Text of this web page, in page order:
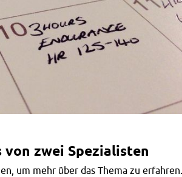
zwei Spezialisten
um mehr über das Thema zu erfahren.